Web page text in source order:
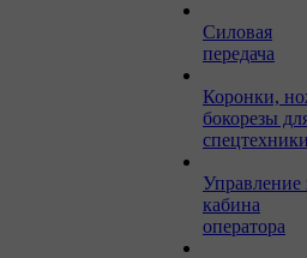
Силовая
передача
Коронки,
бокорезы
спецтехники
Управление
кабина
оператора